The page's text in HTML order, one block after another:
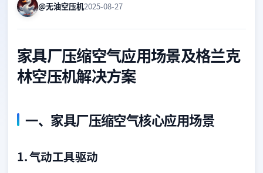
@无油空压机2025-08-27
家具厂压缩空气应用场景及格兰克
林空压机解决方案
一、家具厂压缩空气核心应用场景
1.气动工具驱动